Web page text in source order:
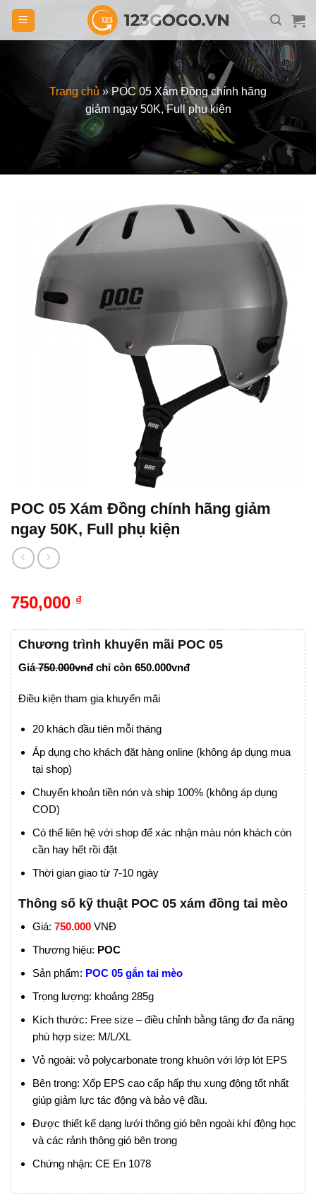
Skip
content
Trang chủ»POC 05 Xám Đồng chính hãng
giảm ngay 50K, Full phụ kiện
POC 05 Xám Đồng chính hãng giảm
ngay 50K, Full phụ kiện
750,000 ₫
Chương trình khuyến mãi POC 05
Giá750.000vnđchỉ còn 650.000vnđ
Điều kiện tham gia khuyến mãi
20 khách đầu tiên mỗi tháng
Áp dụng cho khách đặt hàng online (không áp dụng mua
tại shop)
Chuyển khoản tiền nón và ship 100% (không áp dụng
COD)
Có thể liên hệ với shop để xác nhận màu nón khách còn
cần hay hết rồi đặt
Thời gian giao từ 7-10 ngày
Thông số kỹ thuật POC 05 xám đồng tai mèo
Giá: 750.000VNĐ
Thương hiệu: POC
Sản phẩm: POC 05 gắn tai mèo
Trọng lượng: khoảng 285g
Kích thước: Free size – điều chỉnh bằng tăng đơ đa năng
phù hợp size: M/L/XL
Vỏ ngoài: vỏ polycarbonate trong khuôn với lớp lót EPS
Bên trong: Xốp EPS cao cấp hấp thụ xung động tốt nhất
giúp giảm lực tác động và bảo vệ đầu.
Được thiết kế dạng lưới thông gió bên ngoài khí động học
và các rảnh thông gió bên trong
Chứng nhận: CE En 1078